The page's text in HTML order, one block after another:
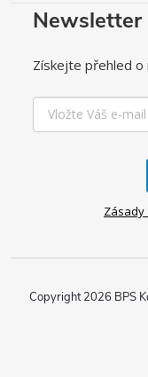
Newsletter
Získejte přehled o
Zásady
Copyright 2026 BPS